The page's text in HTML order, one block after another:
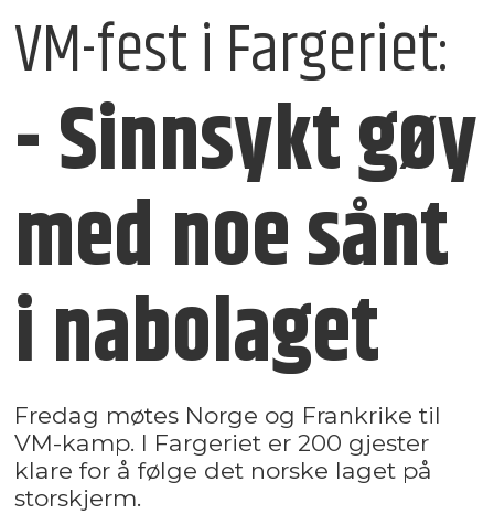
VM-fest i Fargeriet:
- Sinnsykt gøy
med noe sånt
i nabolaget
Fredag møtes Norge og Frankrike til
VM-kamp. I Fargeriet er 200 gjester
klare for å følge det norske laget på
storskjerm.